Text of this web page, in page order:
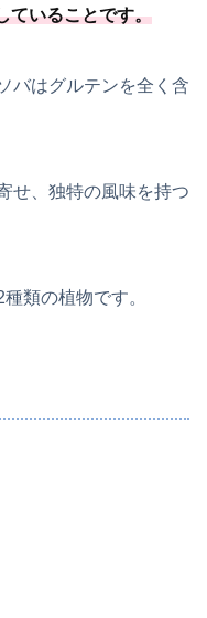
ていることです。
バはグルテンを全く含
せ、独特の風味を持つ
類の植物です。